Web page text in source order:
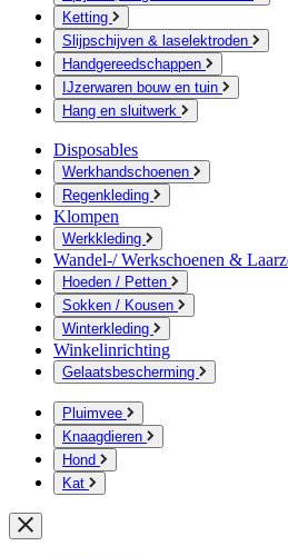
Ketting
Slijpschijven & laselektroden
Handgereedschappen
IJzerwaren bouw en tuin
Hang en sluitwerk
Disposables
Werkhandschoenen
Regenkleding
Klompen
Werkkleding
Wandel-/ Werkschoenen &
Hoeden / Petten
Sokken / Kousen
Winterkleding
Winkelinrichting
Gelaatsbescherming
Pluimvee
Knaagdieren
Hond
Kat